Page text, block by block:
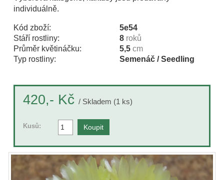
individuálně.
Kód zboží:
5e54
Stáří rostliny:
8 roků
Průměr květináčku:
5,5 cm
Typ rostliny:
Semenáč / Seedling
420,- Kč / Skladem (1 ks)
Kusů: